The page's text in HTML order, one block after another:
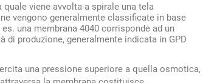
viene avvolta a spirale una tela
vengono generalmente classificate in base
una membrana 4040 corrisponde ad un
produzione, generalmente indicata in GPD
una pressione superiore a quella osmotica,